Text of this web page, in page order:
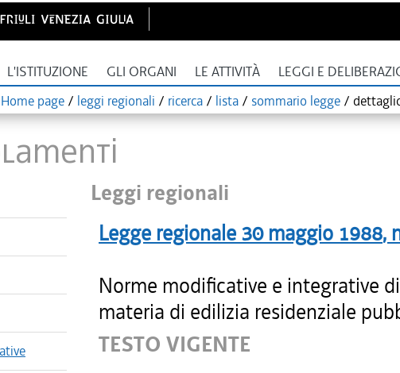
L'ISTITUZIONE GLI ORGANI LE ATTIVITÀ LEGGI E
Home page / leggi regionali / ricerca / lista / sommario legge /
Leggi regionali
Legge regionale 30 maggio 1988,
Norme modificative e integrative
materia di edilizia residenziale
TESTO VIGENTE